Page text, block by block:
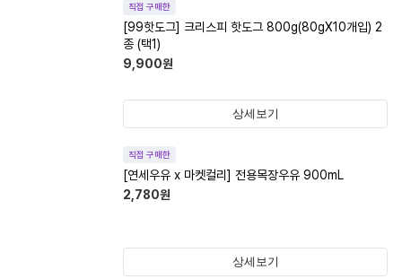
직접 구매한
[99핫도그] 크리스피 핫도그 800g(80gX10개입) 2
종 (택1)
9,900원
상세보기
직접 구매한
[연세우유 x 마켓컬리] 전용목장우유 900mL
2,780원
상세보기